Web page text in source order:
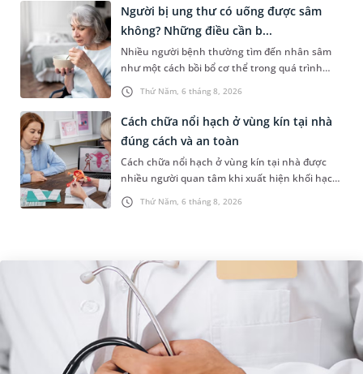
Thứ Năm, 6 tháng 8, 2026
Người bị ung thư có uống được sâm
không? Những điều cần b...
Nhiều người bệnh thường tìm đến nhân sâm
như một cách bồi bổ cơ thể trong quá trình
điều trị ung thư. Tuy nhiên, câu hỏi người bị
ung thư có uống được sâm kh...
Thứ Năm, 6 tháng 8, 2026
Cách chữa nổi hạch ở vùng kín tại nhà
đúng cách và an toàn
Cách chữa nổi hạch ở vùng kín tại nhà được
nhiều người quan tâm khi xuất hiện khối hạch
nhỏ ở vùng bẹn hoặc cơ quan sinh dục. Nếu
hạch mới xuất hiện, kích th...